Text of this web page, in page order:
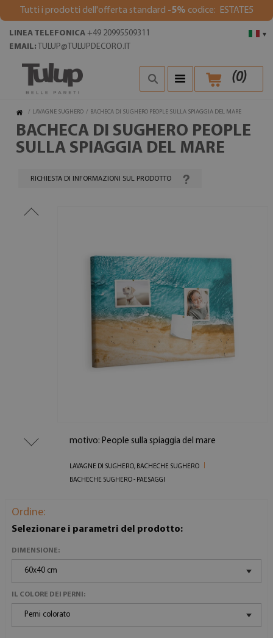
Tutti i prodotti dell'offerta standard -5% codice: ESTATE5
▾
LINEA TELEFONICA +49 20995509311
EMAIL: TULUP@TULUPDECORO.IT
(0)
/ LAVAGNE SUGHERO / BACHECA DI SUGHERO PEOPLE SULLA SPIAGGIA DEL MARE
BACHECA DI SUGHERO PEOPLE
SULLA SPIAGGIA DEL MARE
RICHIESTA DI INFORMAZIONI SUL PRODOTTO
motivo: People sulla spiaggia del mare
LAVAGNE DI SUGHERO, BACHECHE SUGHERO
BACHECHE SUGHERO - PAESAGGI
Ordine:
Selezionare i parametri del prodotto:
DIMENSIONE:
60x40 cm
IL COLORE DEI PERNI:
Perni colorato